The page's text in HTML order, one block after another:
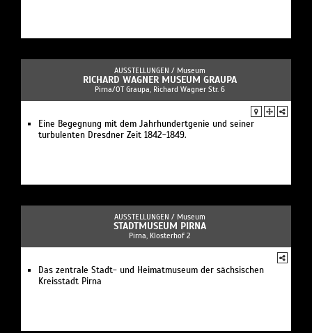
AUSSTELLUNGEN / Museum
RICHARD WAGNER MUSEUM GRAUPA
Pirna/OT Graupa, Richard Wagner Str. 6
Eine Begegnung mit dem Jahrhundertgenie und seiner
turbulenten Dresdner Zeit 1842-1849.
AUSSTELLUNGEN / Museum
STADTMUSEUM PIRNA
Pirna, Klosterhof 2
Das zentrale Stadt- und Heimatmuseum der sächsischen
Kreisstadt Pirna